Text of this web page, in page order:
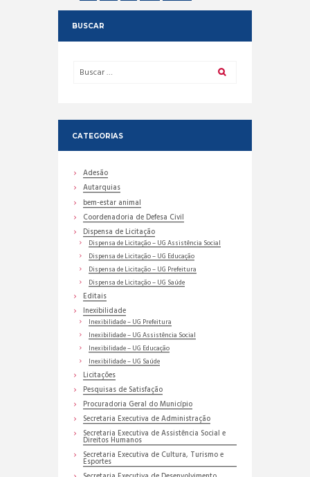
BUSCAR
CATEGORIAS
Adesão
Autarquias
bem-estar animal
Coordenadoria de Defesa Civil
Dispensa de Licitação
Dispensa de Licitação – UG Assistência Social
Dispensa de Licitação – UG Educação
Dispensa de Licitação – UG Prefeitura
Dispensa de Licitação – UG Saúde
Editais
Inexibilidade
Inexibilidade – UG Prefeitura
Inexibilidade – UG Assistência Social
Inexibilidade – UG Educação
Inexibilidade – UG Saúde
Licitações
Pesquisas de Satisfação
Procuradoria Geral do Município
Secretaria Executiva de Administração
Secretaria Executiva de Assistência Social e
Direitos Humanos
Secretaria Executiva de Cultura, Turismo e
Esportes